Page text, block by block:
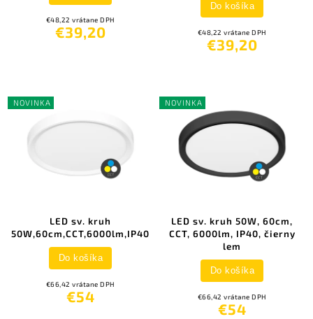
€48,22 vrátane DPH
€39,20 €48,22 vrátane DPH
€39,20
Do košíka
NOVINKA
LED sv. kruh
50W,60cm,CCT,6000lm,IP40
€66,42 vrátane DPH
€54
Do košíka
NOVINKA
LED sv. kruh 50W, 60cm,
CCT, 6000lm, IP40, čierny
lem
€66,42 vrátane DPH
€54
Do košíka